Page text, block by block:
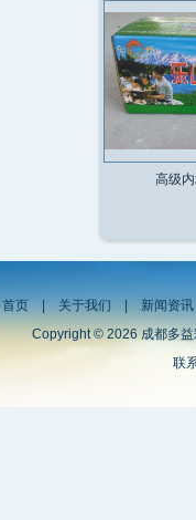
高级
首页|关于我们 新闻资讯
Copyright © 2026 成都多
联